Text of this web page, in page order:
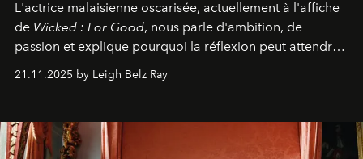
L'actrice malaisienne oscarisée, actuellement à l'affiche
de Wicked : For Good, nous parle d'ambition, de
passion et explique pourquoi la réflexion peut attendre.
Elle avoue :
"C'est libérateur d'interpréter un
personnage qui dit : 'C'est mon désir, mon ambition, ma
21.11.2025 by Leigh Belz Ray